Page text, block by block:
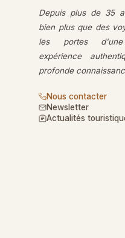
Depuis plus de 35
bien plus que des
les portes
expérience
profonde
Nous contacter
Newsletter
Actualités